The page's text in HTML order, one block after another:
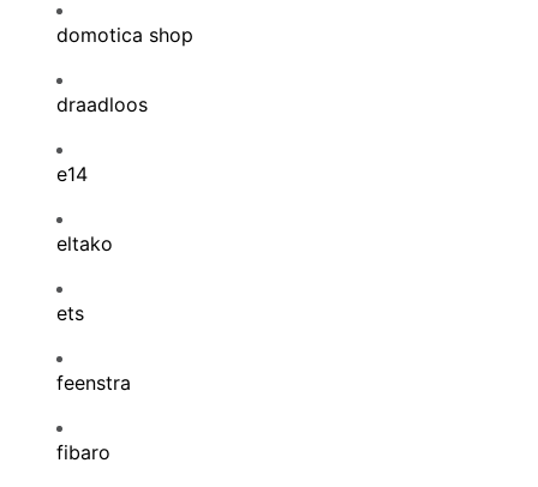
domotica shop
draadloos
e14
eltako
ets
feenstra
fibaro